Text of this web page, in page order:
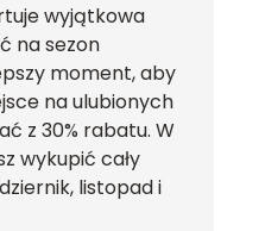
wyjątkowa
na sezon
moment, aby
na ulubionych
z 30% rabatu. W
wykupić cały
listopad i